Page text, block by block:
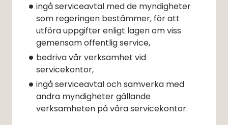
ingå serviceavtal med de myndigheter
som regeringen bestämmer, för att
utföra uppgifter enligt lagen om viss
gemensam offentlig service,
bedriva vår verksamhet vid
servicekontor,
ingå serviceavtal och samverka med
andra myndigheter gällande
verksamheten på våra servicekontor.